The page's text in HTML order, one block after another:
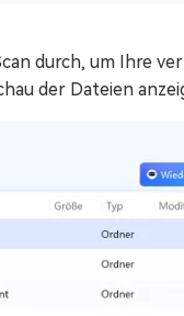
durch, um Ihre
der Dateien